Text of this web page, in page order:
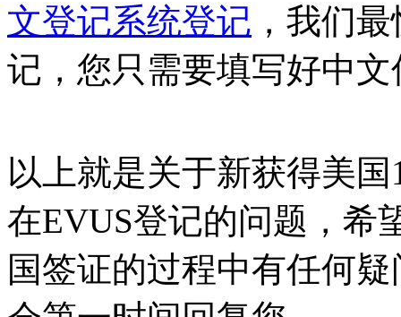
文登记系统登记 ，我们
记，您只需要填写好中
以上就是关于新获得美
在EVUS登记的问题，希
国签证的过程中有任何